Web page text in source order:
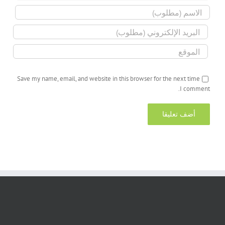
Save my name, email, and website in this browser for the next time
I comment.